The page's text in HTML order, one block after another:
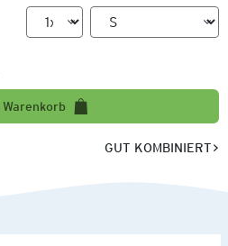
Warenkorb
GUT KOMBINIERT